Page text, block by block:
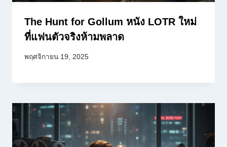
The Hunt for Gollum หนัง LOTR ใหม่
ที่แฟนตัวจริงห้ามพลาด
พฤศจิกายน 19, 2025